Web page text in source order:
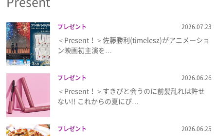
プレゼント 2026.07.23
＜Present！＞佐藤勝利(timelesz)がアニメーショ
ン映画初主演を…
プレゼント 2026.06.26
＜Present！＞すきぴと会うのに前髪乱れは許せ
ない!! これからの夏にぴ…
プレゼント 2026.06.25